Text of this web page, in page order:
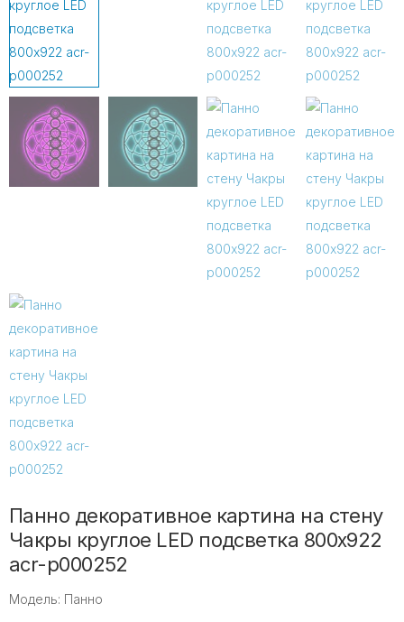
Панно декоративное картина на стену
Чакры круглое LED подсветка 800х922
acr-p000252
Модель: Панно